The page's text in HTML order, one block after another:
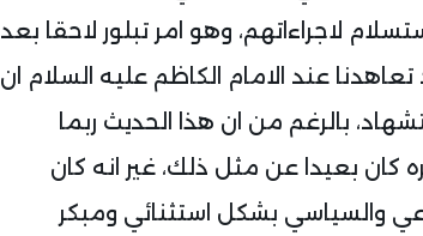
لاجراءاتهم، وهو امر تبلور لاحقا بعد
في النجف الاشرف عام ١٩٧٧، وقد تعاهدنا عند الامام الكاظم عليه السلام ان
بالرغم من ان هذا الحديث ربما
بعيدا عن مثل ذلك، غير انه كان
والسياسي بشكل استثنائي ومبكر